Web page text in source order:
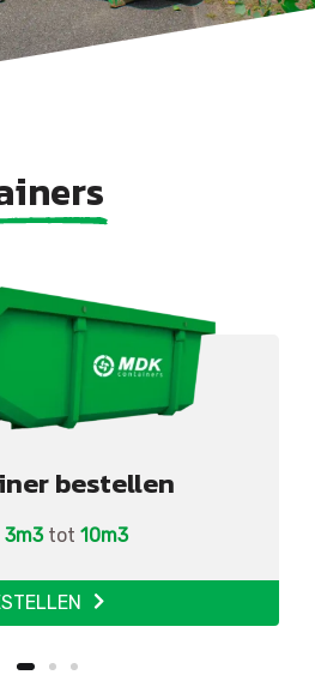
bestellen
3m3 tot 10m3